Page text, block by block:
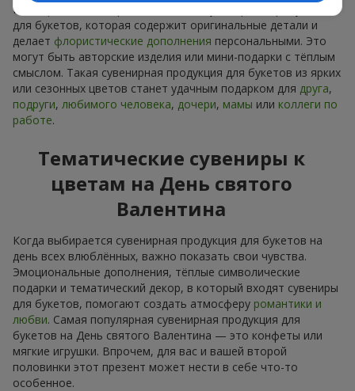
К
для букетов, которая содержит оригинальные детали и
делает флористические дополнения персональными. Это
могут быть авторские изделия или мини-подарки с тёплым
смыслом. Такая сувенирная продукция для букетов из ярких
или сезонных цветов станет удачным подарком для друга,
подруги, любимого человека, дочери, мамы или коллеги по
работе.
Тематические сувениры к
цветам на День святого
Валентина
Когда выбирается сувенирная продукция для букетов на
день всех влюблённых, важно показать свои чувства.
Эмоциональные дополнения, тёплые символические
подарки и тематический декор, в который входят сувениры
для букетов, помогают создать атмосферу романтики и
любви. Самая популярная сувенирная продукция для
букетов на День святого Валентина — это конфеты или
мягкие игрушки. Впрочем, для вас и вашей второй
половинки этот презент может нести в себе что-то
особенное.